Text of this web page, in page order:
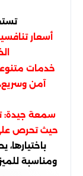
أسعار
خدمات
آمن
سمعة جيدة:
حيث تحرص
ومناسبة